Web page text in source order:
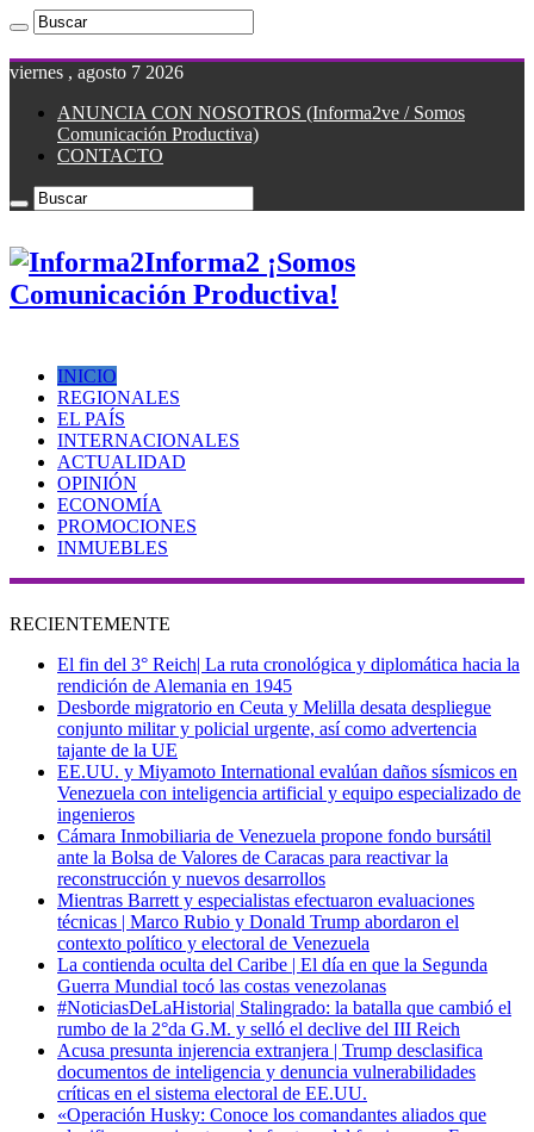
viernes , agosto 7 2026
ANUNCIA CON NOSOTROS (Informa2ve / Somos
Comunicación Productiva)
CONTACTO
Informa2 ¡Somos
Comunicación Productiva!
INICIO
REGIONALES
EL PAÍS
INTERNACIONALES
ACTUALIDAD
OPINIÓN
ECONOMÍA
PROMOCIONES
INMUEBLES
RECIENTEMENTE
El fin del 3° Reich| La ruta cronológica y diplomática hacia la
rendición de Alemania en 1945
Desborde migratorio en Ceuta y Melilla desata despliegue
conjunto militar y policial urgente, así como advertencia
tajante de la UE
EE.UU. y Miyamoto International evalúan daños sísmicos en
Venezuela con inteligencia artificial y equipo especializado de
ingenieros
Cámara Inmobiliaria de Venezuela propone fondo bursátil
ante la Bolsa de Valores de Caracas para reactivar la
reconstrucción y nuevos desarrollos
Mientras Barrett y especialistas efectuaron evaluaciones
técnicas | Marco Rubio y Donald Trump abordaron el
contexto político y electoral de Venezuela
La contienda oculta del Caribe | El día en que la Segunda
Guerra Mundial tocó las costas venezolanas
#NoticiasDeLaHistoria| Stalingrado: la batalla que cambió el
rumbo de la 2°da G.M. y selló el declive del III Reich
Acusa presunta injerencia extranjera | Trump desclasifica
documentos de inteligencia y denuncia vulnerabilidades
críticas en el sistema electoral de EE.UU.
«Operación Husky: Conoce los comandantes aliados que